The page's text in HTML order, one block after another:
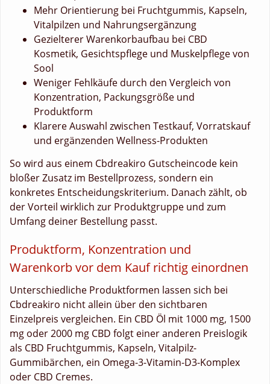
Mehr Orientierung bei Fruchtgummis, Kapseln,
Vitalpilzen und Nahrungsergänzung
Gezielterer Warenkorbaufbau bei CBD
Kosmetik, Gesichtspflege und Muskelpflege von
Sool
Weniger Fehlkäufe durch den Vergleich von
Konzentration, Packungsgröße und
Produktform
Klarere Auswahl zwischen Testkauf, Vorratskauf
und ergänzenden Wellness-Produkten
So wird aus einem Cbdreakiro Gutscheincode kein
bloßer Zusatz im Bestellprozess, sondern ein
konkretes Entscheidungskriterium. Danach zählt, ob
der Vorteil wirklich zur Produktgruppe und zum
Umfang deiner Bestellung passt.
Produktform, Konzentration und
Warenkorb vor dem Kauf richtig einordnen
Unterschiedliche Produktformen lassen sich bei
Cbdreakiro nicht allein über den sichtbaren
Einzelpreis vergleichen. Ein CBD Öl mit 1000 mg, 1500
mg oder 2000 mg CBD folgt einer anderen Preislogik
als CBD Fruchtgummis, Kapseln, Vitalpilz-
Gummibärchen, ein Omega-3-Vitamin-D3-Komplex
oder CBD Cremes.